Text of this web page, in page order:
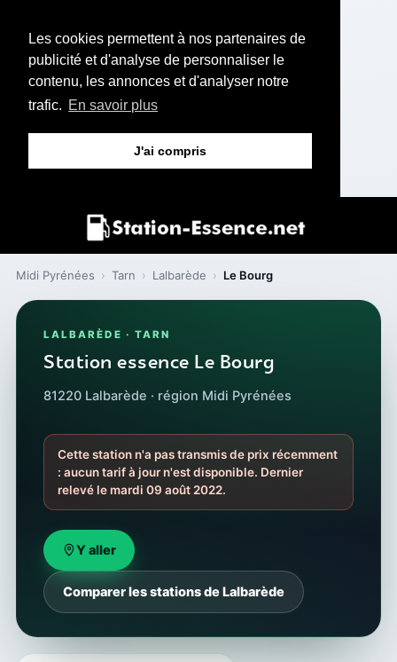
Les cookies permettent à nos partenaires de
publicité et d'analyse de personnaliser le
contenu, les annonces et d'analyser notre
trafic. En savoir plus
J'ai compris
Midi Pyrénées › Tarn › Lalbarède › Le Bourg
LALBARÈDE · TARN
Station essence Le Bourg
81220 Lalbarède · région Midi Pyrénées
Cette station n'a pas transmis de prix récemment
: aucun tarif à jour n'est disponible. Dernier
relevé le mardi 09 août 2022.
Y aller
Comparer les stations de Lalbarède